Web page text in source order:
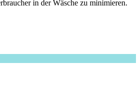
in der Wäsche zu minimieren.